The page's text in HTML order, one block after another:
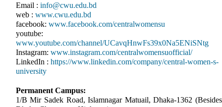
Email : info@cwu.edu.bd
web : www.cwu.edu.bd
facebook: www.facebook.com/centralwomensu
youtube:
www.youtube.com/channel/UCavqHnwFs39x0Na5ENiSNtg
Instagram: www.instagram.com/centralwomensuofficial/
LinkedIn : https://www.linkedin.com/company/central-women-s-
university
Permanent Campus:
1/B Mir Sadek Road, Islamnagar Matuail, Dhaka-1362 (Besides